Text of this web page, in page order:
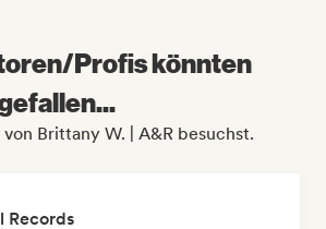
Profis könnten
Brittany W. | A&R besuchst.
Records